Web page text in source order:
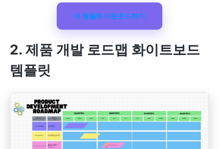
이 템플릿 다운로드하기
2. 제품 개발 로드맵 화이트보드
템플릿